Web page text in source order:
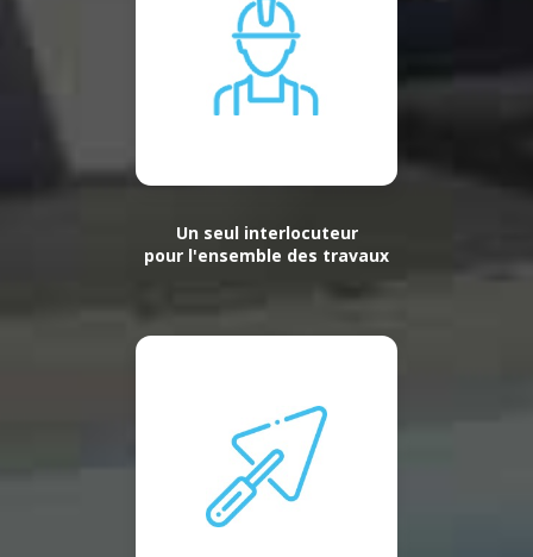
Un seul interlocuteur
pour l'ensemble des travaux